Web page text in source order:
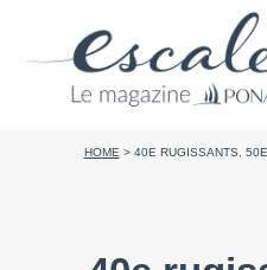
HOME > 40E RUGISSANTS,